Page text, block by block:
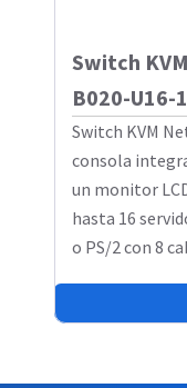
Switch
B020-U16-
Switch KVM
consola
un monitor
hasta 16
o PS/2 con 8